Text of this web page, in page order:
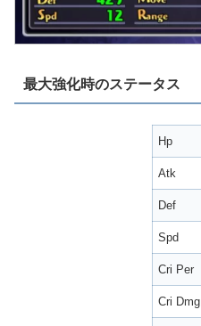
最大強化時のステータス
Hp
Atk
Def
Spd
Cri Per
Cri Dmg